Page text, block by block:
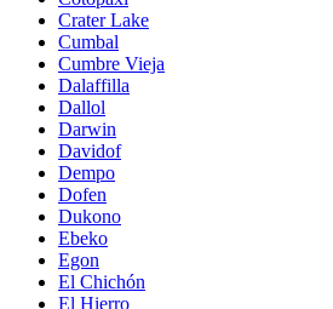
Crater Lake
Cumbal
Cumbre Vieja
Dalaffilla
Dallol
Darwin
Davidof
Dempo
Dofen
Dukono
Ebeko
Egon
El Chichón
El Hierro